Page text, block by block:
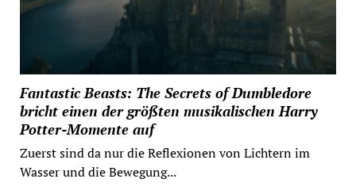
Fantastic Beasts: The Secrets of Dumbledore
bricht einen der größten musikalischen Harry
Potter-Momente auf
Zuerst sind da nur die Reflexionen von Lichtern im
Wasser und die Bewegung...